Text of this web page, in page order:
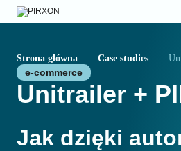
Strona główna Case studies
e-commerce
Unitrailer +
Jak dzięki